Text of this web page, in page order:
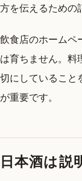
方を伝えるための
飲食店のホームペ
は育ちません。料
切にしていること
が重要です。
日本酒は説